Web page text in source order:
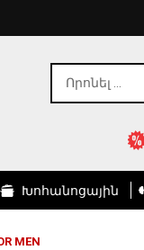
Խոհանոցային
MEN